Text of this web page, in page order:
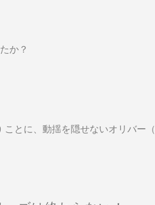
か？
ことに、動揺を隠せないオリバー（